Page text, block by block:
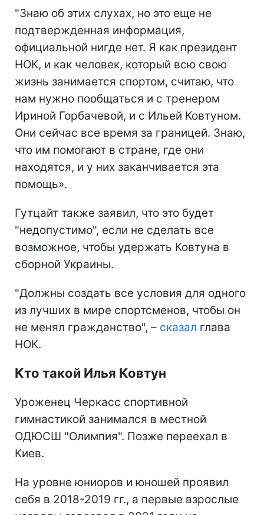
"Знаю об этих слухах, но это еще не
подтвержденная информация,
официальной нигде нет. Я как президент
НОК, и как человек, который всю свою
жизнь занимается спортом, считаю, что
нам нужно пообщаться и с тренером
Ириной Горбачевой, и с Ильей Ковтуном.
Они сейчас все время за границей. Знаю,
что им помогают в стране, где они
находятся, и у них заканчивается эта
помощь».
Гутцайт также заявил, что это будет
"недопустимо", если не сделать все
возможное, чтобы удержать Ковтуна в
сборной Украины.
"Должны создать все условия для одного
из лучших в мире спортсменов, чтобы он
не менял гражданство", – сказал глава
НОК.
Кто такой Илья Ковтун
Уроженец Черкасс спортивной
гимнастикой занимался в местной
ОДЮСШ "Олимпия". Позже переехал в
Киев.
На уровне юниоров и юношей проявил
себя в 2018-2019 гг., а первые взрослые